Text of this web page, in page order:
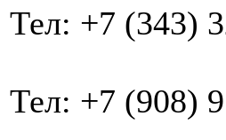
Тел: +7 (343)
Тел: +7 (908)